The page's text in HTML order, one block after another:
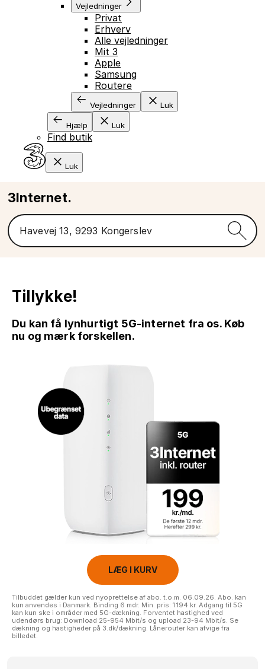
Vejledninger
Privat
Erhverv
Alle vejledninger
Mit 3
Apple
Samsung
Routere
Vejledninger Luk
Hjælp Luk
Find butik
Luk
3Internet.
Tillykke!
Du kan få lynhurtigt 5G-internet fra os. Køb
nu og mærk forskellen.
LÆG I KURV
Tilbuddet gælder kun ved nyoprettelse af abo. t.o.m. 06.09.26. Abo. kan
kun anvendes i Danmark. Binding 6 mdr. Min. pris: 1.194 kr. Adgang til 5G
kan kun ske i områder med 5G-dækning. Forventet hastighed ved
udendørs brug: Download 25-954 Mbit/s og upload 23-94 Mbit/s. Se
dækning og hastigheder på 3.dk/dækning. Lånerouter kan afvige fra
billedet.